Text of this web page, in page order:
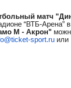
матч
“ВТБ-Арена”
М - Акрон"
sport.ru или